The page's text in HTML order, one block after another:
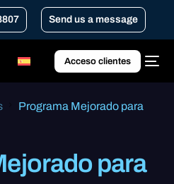
Send us a message
Acceso clientes
Programa Mejorado para
para